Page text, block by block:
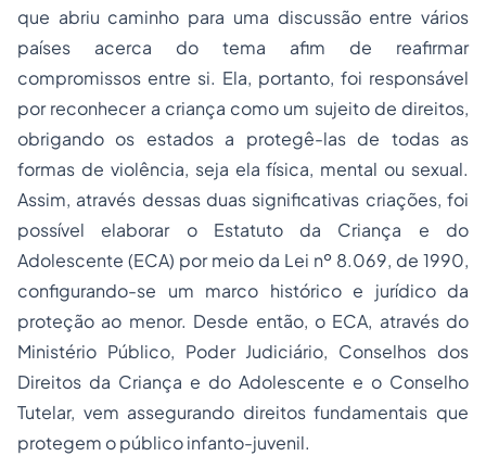
que abriu caminho para uma discussão entre vários
países acerca do tema afim de reafirmar
compromissos entre si. Ela, portanto, foi responsável
por reconhecer a criança como um sujeito de direitos,
obrigando os estados a protegê-las de todas as
formas de violência, seja ela física, mental ou sexual.
Assim, através dessas duas significativas criações, foi
possível elaborar o Estatuto da Criança e do
Adolescente (ECA) por meio da Lei nº 8.069, de 1990,
configurando-se um marco histórico e jurídico da
proteção ao menor. Desde então, o ECA, através do
Ministério Público, Poder Judiciário, Conselhos dos
Direitos da Criança e do Adolescente e o Conselho
Tutelar, vem assegurando direitos fundamentais que
protegem o público infanto-juvenil.